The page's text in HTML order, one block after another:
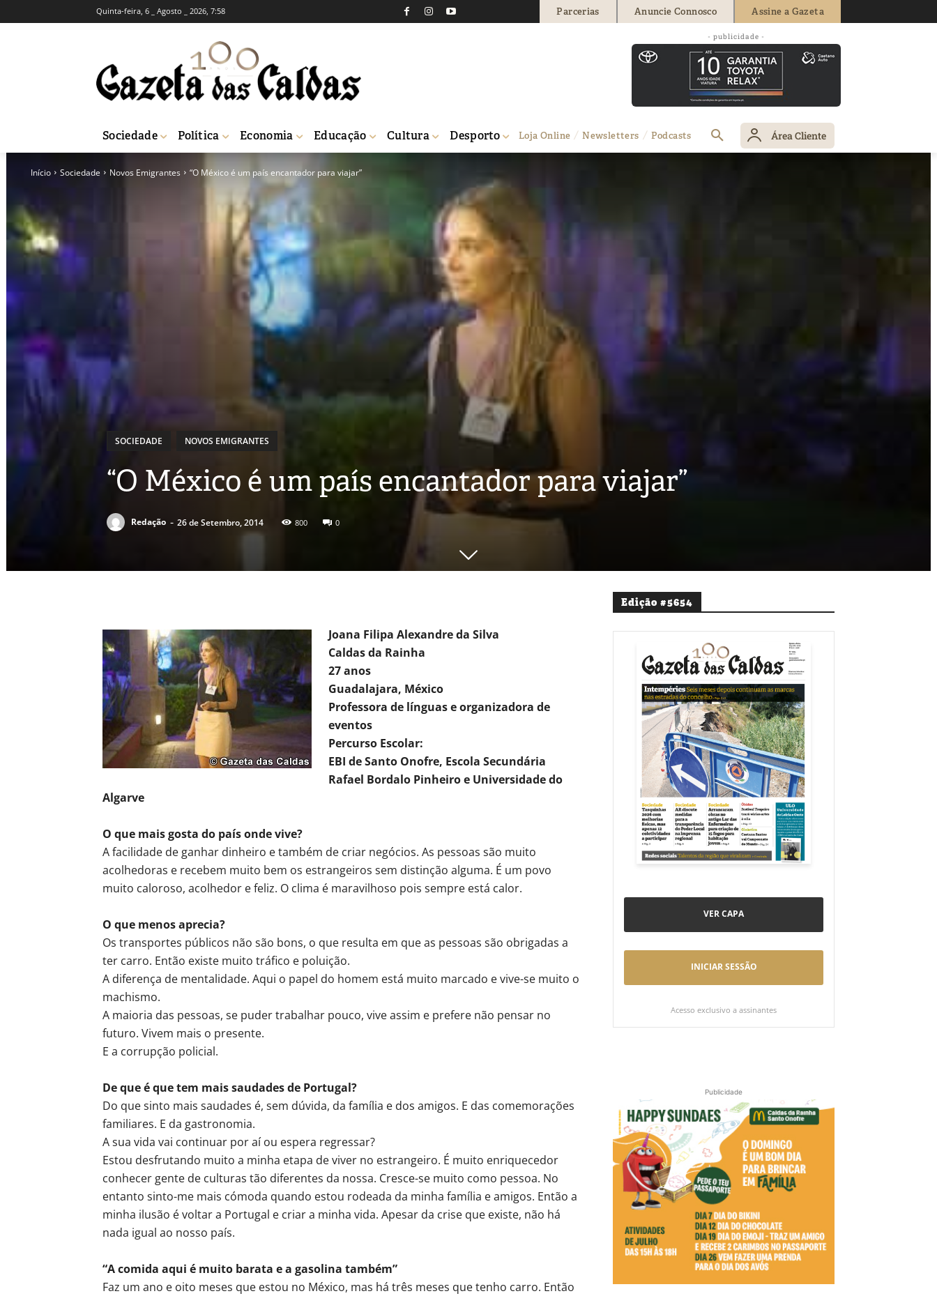
Quinta-feira, 6 _ Agosto _ 2026, 7:58 Parcerias Anuncie Connosco Assine a Gazeta
- publicidade -
Sociedade Política Economia Educação Cultura Desporto Loja Online Newsletters Podcasts Área Cliente
Início Sociedade Novos Emigrantes “O México é um país encantador para viajar”
SOCIEDADE NOVOS EMIGRANTES
“O México é um país encantador para viajar”
Redação - 26 de Setembro, 2014 800 0
Joana Filipa Alexandre da Silva
Caldas da Rainha
27 anos
Guadalajara, México
Professora de línguas e organizadora de
eventos
Percurso Escolar:
EBI de Santo Onofre, Escola Secundária
Rafael Bordalo Pinheiro e Universidade do
Algarve
O que mais gosta do país onde vive?
A facilidade de ganhar dinheiro e também de criar negócios. As pessoas são muito
acolhedoras e recebem muito bem os estrangeiros sem distinção alguma. É um povo
muito caloroso, acolhedor e feliz. O clima é maravilhoso pois sempre está calor.
O que menos aprecia?
Os transportes públicos não são bons, o que resulta em que as pessoas são obrigadas a
ter carro. Então existe muito tráfico e poluição.
A diferença de mentalidade. Aqui o papel do homem está muito marcado e vive-se muito o
machismo.
A maioria das pessoas, se puder trabalhar pouco, vive assim e prefere não pensar no
futuro. Vivem mais o presente.
E a corrupção policial.
De que é que tem mais saudades de Portugal?
Do que sinto mais saudades é, sem dúvida, da família e dos amigos. E das comemorações
familiares. E da gastronomia.
A sua vida vai continuar por aí ou espera regressar?
Estou desfrutando muito a minha etapa de viver no estrangeiro. É muito enriquecedor
conhecer gente de culturas tão diferentes da nossa. Cresce-se muito como pessoa. No
entanto sinto-me mais cómoda quando estou rodeada da minha família e amigos. Então a
minha ilusão é voltar a Portugal e criar a minha vida. Apesar da crise que existe, não há
nada igual ao nosso país.
“A comida aqui é muito barata e a gasolina também”
Faz um ano e oito meses que estou no México, mas há três meses que tenho carro. Então
Edição #5654
VER CAPA
INICIAR SESSÃO
Acesso exclusivo a assinantes
Publicidade